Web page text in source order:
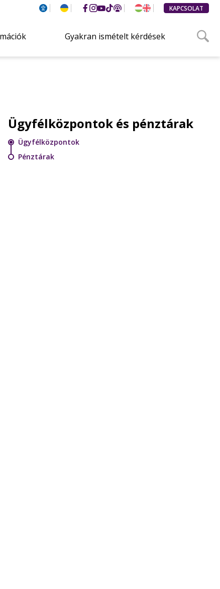
KAPCSOLAT
Gyakran ismételt kérdések
Ügyfélközpontok és pénztárak
Ügyfélközpontok
Pénztárak